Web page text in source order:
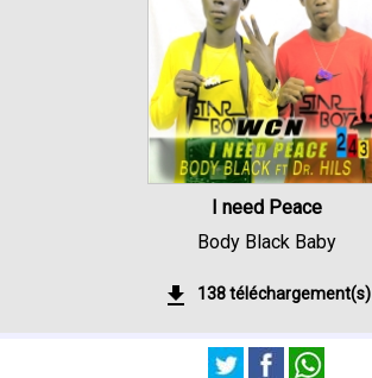
I need Peace
Body Black Baby
138 téléchargement(s)